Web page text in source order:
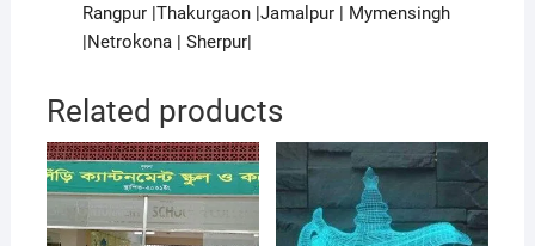
Rangpur |Thakurgaon |Jamalpur | Mymensingh
|Netrokona | Sherpur|
Related products